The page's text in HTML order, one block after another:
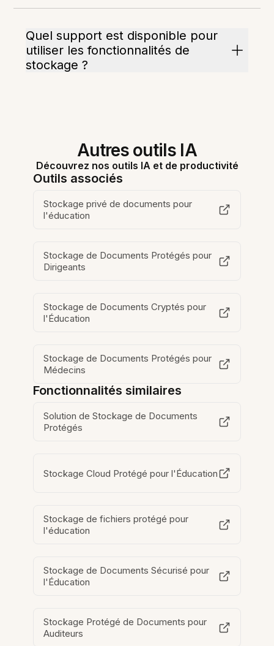
Quel support est disponible pour
utiliser les fonctionnalités de
stockage ?
Autres outils IA
Découvrez nos outils IA et de productivité
Outils associés
Stockage privé de documents pour
l'éducation
Stockage de Documents Protégés pour
Dirigeants
Stockage de Documents Cryptés pour
l'Éducation
Stockage de Documents Protégés pour
Médecins
Fonctionnalités similaires
Solution de Stockage de Documents
Protégés
Stockage Cloud Protégé pour l'Éducation
Stockage de fichiers protégé pour
l'éducation
Stockage de Documents Sécurisé pour
l'Éducation
Stockage Protégé de Documents pour
Auditeurs